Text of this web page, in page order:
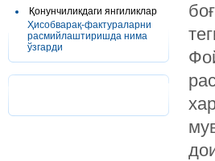
Қонунчиликдаги янгиликлар
Ҳисобварақ-фактураларни
расмийлаштиришда нима
ўзгарди